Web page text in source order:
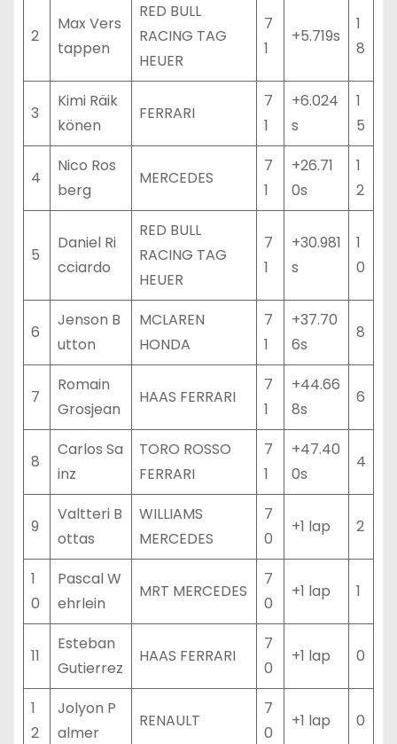
2
Max Vers
tappen
RED BULL
RACING TAG
HEUER
7
1
+5.719s
1
8
3
Kimi Räik
könen
FERRARI
7
1
+6.024
s
1
5
4
Nico Ros
berg
MERCEDES
7
1
+26.71
0s
1
2
5
Daniel Ri
cciardo
RED BULL
RACING TAG
HEUER
7
1
+30.981
s
1
0
6
Jenson B
utton
MCLAREN
HONDA
7
1
+37.70
6s
8
7
Romain
Grosjean
HAAS FERRARI
7
1
+44.66
8s
6
8
Carlos Sa
inz
TORO ROSSO
FERRARI
7
1
+47.40
0s
4
9
Valtteri B
ottas
WILLIAMS
MERCEDES
7
0
+1 lap 2
1
0
Pascal W
ehrlein
MRT MERCEDES
7
0
+1 lap 1
11
Esteban
Gutierrez
HAAS FERRARI
7
0
+1 lap 0
1
2
Jolyon P
almer
RENAULT
7
0
+1 lap 0